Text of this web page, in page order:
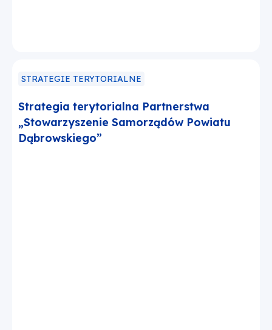
STRATEGIE TERYTORIALNE
Strategia terytorialna Partnerstwa
„Stowarzyszenie Samorządów Powiatu
Dąbrowskiego”